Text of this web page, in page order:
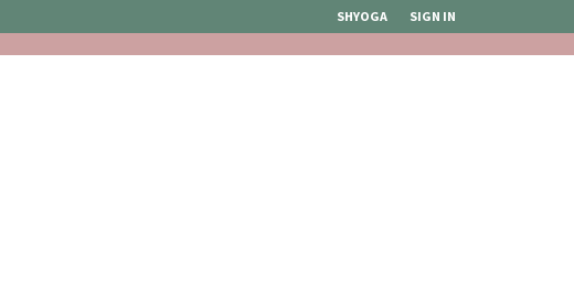
SHYOGA SIGN IN